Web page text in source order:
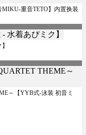
MIKU-重音TETO】内置换装
～【YYB式-泳装 初音ミ